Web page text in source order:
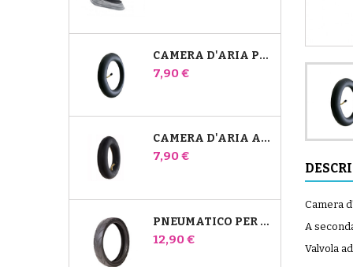
CAMERA D'ARIA PER PASSEGGINO JANÉ SLALOM PRO E POWERTWIN
Prezzo
7,90 €
CAMERA D'ARIA ANTERIORE DEL PASSEGGINO BUGABOO DONKEY
Prezzo
7,90 €
PNEUMATICO PER PASSEGGINO JANÉ SLALOM PRO E POWERTWIN
Prezzo
12,90 €
Camera
A
Valvola